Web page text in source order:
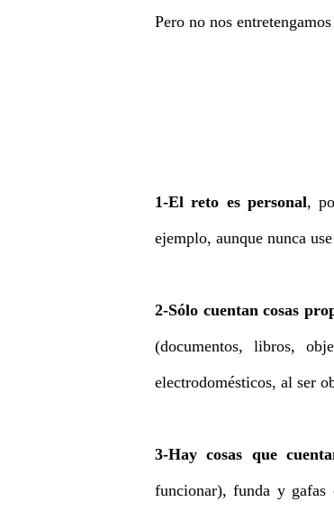
Pero no nos
1-El reto es personal,
ejemplo, aunque nunca
2-Sólo cuentan cosas
(documentos, libros,
electrodomésticos, al ser
3-Hay cosas que
funcionar), funda y